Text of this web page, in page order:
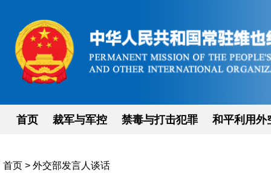
首页 裁军与军控 禁毒与打击犯罪 和平利用外
首页 > 外交部发言人谈话